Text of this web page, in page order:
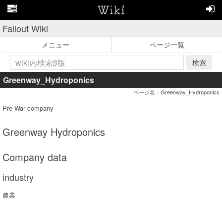
Fallout Wiki
メニュー
ページ一覧
検索
Greenway_Hydroponics
ページ名：Greenway_Hydroponics
Pre-War company
Greenway Hydroponics
Company data
industry
農業